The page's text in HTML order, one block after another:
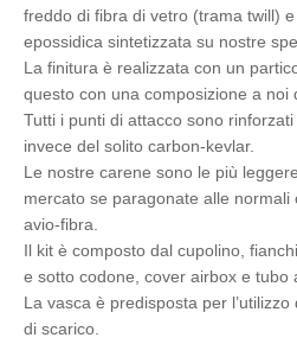
freddo di fibra di vetro (trama twill)
epossidica sintetizzata su nostre
La finitura è realizzata con un
questo con una composizione a noi
Tutti i punti di attacco sono
invece del solito carbon-kevlar.
Le nostre carene sono le più
mercato se paragonate alle
avio-fibra.
Il kit è composto dal cupolino,
e sotto codone, cover airbox e tubo
La vasca è predisposta per
di scarico.